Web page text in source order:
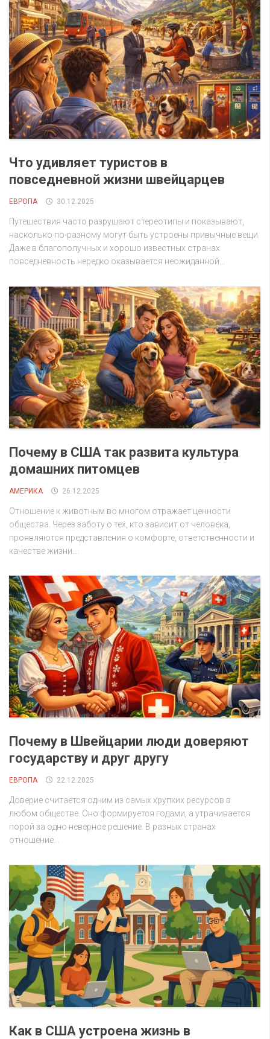
Что удивляет туристов в
повседневной жизни швейцарцев
ЕВРОПА 30.12.2025
Путешествия часто разрушают стереотипы и показывают,
насколько по-разному могут быть устроены привычные вещи.
Даже в благополучных и хорошо известных странах
повседневность нередко оказывается неожиданной...
Почему в США так развита культура
домашних питомцев
АМЕРИКА 26.12.2025
Отношение к животным во многом отражает ценности
общества. Через заботу о тех, кто зависит от человека,
проявляются представления о комфорте, ответственности и
качестве жизни....
Почему в Швейцарии люди доверяют
государству и друг другу
ЕВРОПА 22.12.2025
Доверие считается одним из самых хрупких ресурсов в
любом обществе. Оно формируется годами, а утрачивается
порой за одно неверное решение. В разных странах
отношение...
Как в США устроена жизнь в